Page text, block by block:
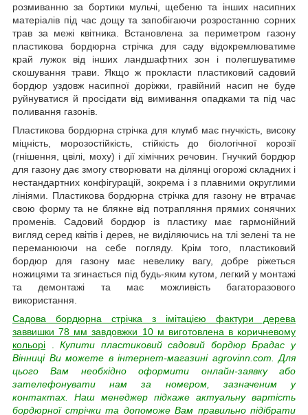
розмиванню за бортики мульчі, щебеню та інших насипних
матеріалів під час дощу та запобігаючи розростанню сорних
трав за межі квітника. Встановлена за периметром газону
пластикова бордюрна стрічка для саду відокремлюватиме
край лужок від інших ландшафтних зон і полегшуватиме
скошування трави. Якщо ж прокласти пластиковий садовий
бордюр уздовж насипної доріжки, гравійний насип не буде
руйнуватися й просідати від вимивання опадками та під час
поливання газонів.
Пластикова бордюрна стрічка для клумб має гнучкість, високу
міцність, морозостійкість, стійкість до біологічної корозії
(гнішення, цвілі, моху) і дії хімічних речовин. Гнучкий бордюр
для газону дає змогу створювати на ділянці огорожі складних і
нестандартних конфігурацій, зокрема і з плавними округлими
лініями. Пластикова бордюрна стрічка для газону не втрачає
свою форму та не блякне від потрапляння прямих сонячних
променів. Садовий бордюр із пластику має гармонійний
вигляд серед квітів і дерев, не виділяючись на тлі зелені та не
переманюючи на себе погляду. Крім того, пластиковий
бордюр для газону має невелику вагу, добре ріжеться
ножицями та згинається під будь-яким кутом, легкий у монтажі
та демонтажі та має можливість багаторазового
використання.
Садова бордюрна стрічка з імітацією фактури дерева
заввишки 78 мм завдовжки 10 м виготовлена в коричневому
кольорі .Купити пластиковий садовий бордюр Брадас у
Вінниці Ви можете в інтернет-магазині agrovinn.com. Для
цього Вам необхідно оформити онлайн-заявку або
зателефонувати нам за номером, зазначеним у
контактах. Наш менеджер підкаже актуальну вартість
бордюрної стрічки та допоможе Вам правильно підібрати